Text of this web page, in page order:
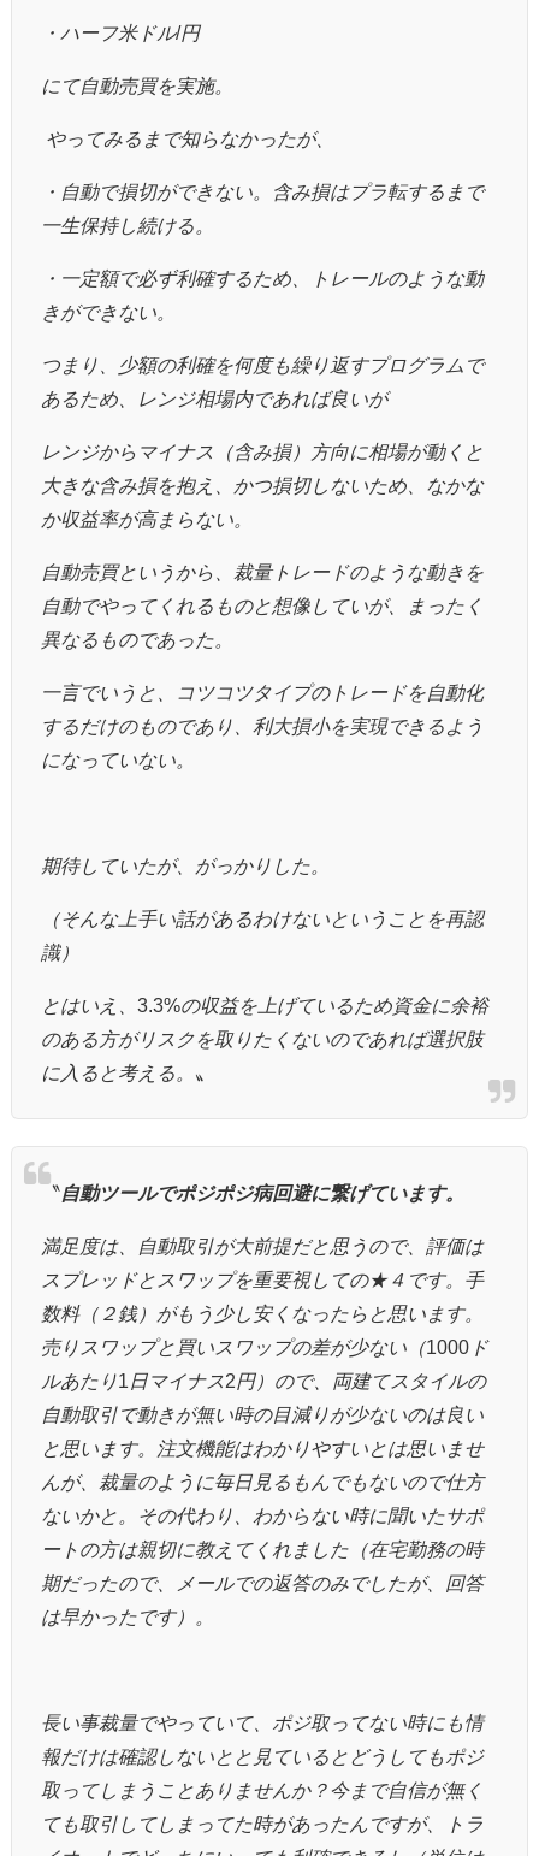
・ハーフ米ドル/円
にて自動売買を実施。
やってみるまで知らなかったが、
・自動で損切ができない。含み損はプラ転するまで
一生保持し続ける。
・一定額で必ず利確するため、トレールのような動
きができない。
つまり、少額の利確を何度も繰り返すプログラムで
あるため、レンジ相場内であれば良いが
レンジからマイナス（含み損）方向に相場が動くと
大きな含み損を抱え、かつ損切しないため、なかな
か収益率が高まらない。
自動売買というから、裁量トレードのような動きを
自動でやってくれるものと想像していが、まったく
異なるものであった。
一言でいうと、コツコツタイプのトレードを自動化
するだけのものであり、利大損小を実現できるよう
になっていない。
期待していたが、がっかりした。
（そんな上手い話があるわけないということを再認
識）
とはいえ、 3.3%の収益を上げているため資金に余裕
のある方がリスクを取りたくないのであれば選択肢
に入ると考える。 〟
〝自動ツールでポジポジ病回避に繋げています。
満足度は、自動取引が大前提だと思うので、評価は
スプレッドとスワップを重要視しての★４です。手
数料（２銭）がもう少し安くなったらと思います。
売りスワップと買いスワップの差が少ない（1000 ド
ルあたり1 日マイナス2円）ので、両建てスタイルの
自動取引で動きが無い時の目減りが少ないのは良い
と思います。注文機能はわかりやすいとは思いませ
んが、裁量のように毎日見るもんでもないので仕方
ないかと。その代わり、わからない時に聞いたサポ
ートの方は親切に教えてくれました（在宅勤務の時
期だったので、メールでの返答のみでしたが、回答
は早かったです）。
長い事裁量でやっていて、ポジ取ってない時にも情
報だけは確認しないとと見ているとどうしてもポジ
取ってしまうことありませんか？今まで自信が無く
ても取引してしまってた時があったんですが、トラ